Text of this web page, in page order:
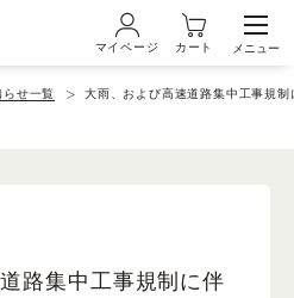
登録
マイページ カート メニュー
らせ一覧 大雨、および高速道路集中工事規
路集中工事規制に伴